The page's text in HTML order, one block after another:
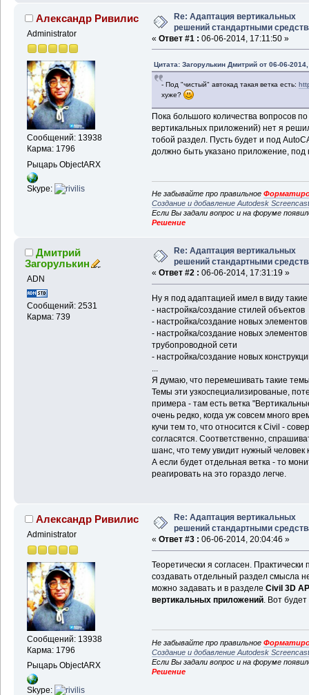
Александр Ривилис
Administrator
Сообщений: 13938
Карма: 1796
Рыцарь ObjectARX
Skype:
Re: Адаптация вертикальных
решений стандартными
« Ответ #1 : 06-06-2014, 17:11:50 »
Цитата: Загорулькин Дмитрий от 06-06-
- Под "чистый" автокад такая ветка есть:
хуже?
Пока большого количества вопросов
вертикальных приложений) нет я
тобой раздел. Пусть будет и под
должно быть указано приложение, под
Не забывайте про правильное
Создание и добавление Autodesk
Если Вы задали вопрос и на форуме
Решение
Дмитрий
Загорулькин
ADN
Сообщений: 2531
Карма: 739
Re: Адаптация вертикальных
решений стандартными
« Ответ #2 : 06-06-2014, 17:31:19 »
Ну я под адаптацией имел в виду
- настройка/создание стилей объектов
- настройка/создание новых
- настройка/создание новых
трубопроводной сети
- настройка/создание новых
...
Я думаю, что перемешивать такие
Темы эти узкоспециализированые,
примера - там есть ветка
очень редко, когда уж совсем много
кучи тем то, что относится к Civil -
согласятся. Соответственно,
шанс, что тему увидит нужный человек
А если будет отдельная ветка - то
реагировать на это гораздо легче.
Александр Ривилис
Administrator
Сообщений: 13938
Карма: 1796
Рыцарь ObjectARX
Skype:
Re: Адаптация вертикальных
решений стандартными
« Ответ #3 : 06-06-2014, 20:04:46 »
Теоретически я согласен.
создавать отдельный раздел смысла
можно задавать и в разделе Civil 3D
вертикальных приложений. Вот будет
Не забывайте про правильное
Создание и добавление Autodesk
Если Вы задали вопрос и на форуме
Решение